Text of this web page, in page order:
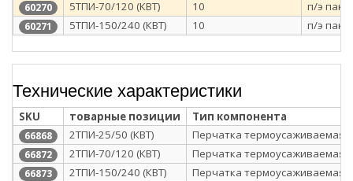
60270 5ТПИ-70/120 (КВТ) 10 п/э
60271 5ТПИ-150/240 (КВТ) 10 п/э
Технические характеристики
SKU товарные позиции Тип компонента
66868 2ТПИ-25/50 (КВТ) Перчатка термоусаживаемая
66872 2ТПИ-70/120 (КВТ) Перчатка термоусаживаемая
66873 2ТПИ-150/240 (КВТ) Перчатка термоусаживаемая